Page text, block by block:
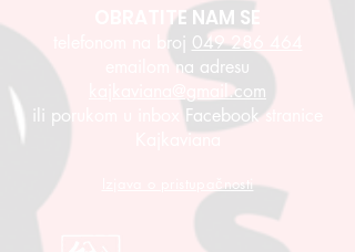
OBRATITE NAM SE
telefonom na broj 049 286 464
emailom na adresu
kajkaviana@gmail.com
ili porukom u inbox Facebook stranice
Kajkaviana
Izjava o pristupačnosti